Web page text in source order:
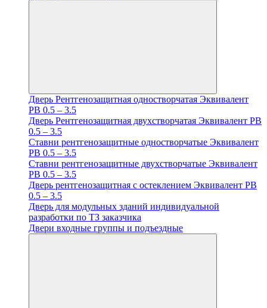
Дверь Рентгенозащитная одностворчатая Эквивалент
PB 0.5 – 3.5
Дверь Рентгенозащитная двухстворчатая Эквивалент PB
0.5 – 3.5
Ставни рентгенозащитные одностворчатые Эквивалент
PB 0.5 – 3.5
Ставни рентгенозащитные двухстворчатые Эквивалент
PB 0.5 – 3.5
Дверь рентгенозащитная с остеклением Эквивалент PB
0.5 – 3.5
Дверь для модульных зданий индивидуальной
разработки по ТЗ заказчика
Двери входные группы и подъездные